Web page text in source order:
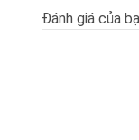
Đánh giá của